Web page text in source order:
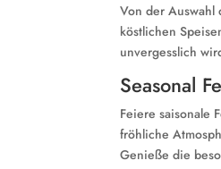
Von der
köstlichen
unvergesslich
Seasonal
Feiere saisonale
fröhliche
Genieße die